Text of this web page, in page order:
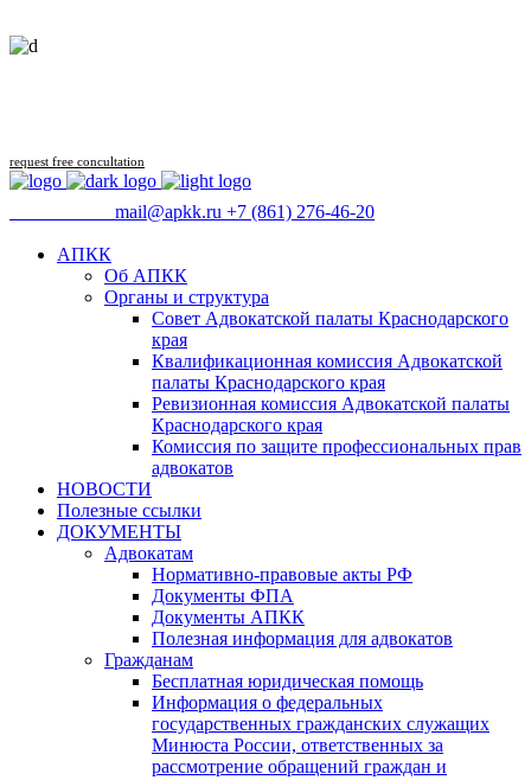
request free concultation
mail@apkk.ru +7 (861) 276-46-20
АПКК
Об АПКК
Органы и структура
Совет Адвокатской палаты Краснодарского
края
Квалификационная комиссия Адвокатской
палаты Краснодарского края
Ревизионная комиссия Адвокатской палаты
Краснодарского края
Комиссия по защите профессиональных прав
адвокатов
НОВОСТИ
Полезные ссылки
ДОКУМЕНТЫ
Адвокатам
Нормативно-правовые акты РФ
Документы ФПА
Документы АПКК
Полезная информация для адвокатов
Гражданам
Бесплатная юридическая помощь
Информация о федеральных
государственных гражданских служащих
Минюста России, ответственных за
рассмотрение обращений граждан и